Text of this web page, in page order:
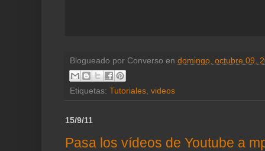
Blogueado por Converso en domingo, octubre 09,
Etiquetas: Tutoriales, videos
15/9/11
Pasa los vídeos de Youtube a